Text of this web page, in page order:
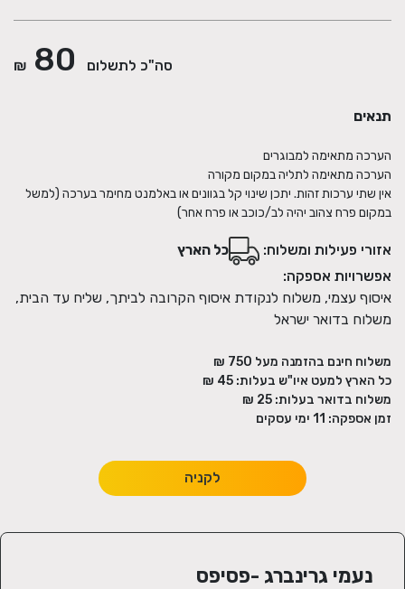
*בערכה זו כל ערכה מעט שונה מכיוון שכל ערכה מורכבת מכוסות
סה"כ לתשלום 80
₪
תנאים
אין שתי ערכות זהות. יתכן שינוי קל בגוונים או באלמנט מחימר בערכה (למשל
במקום פרח צהוב יהיה לב/כוכב או פרח אחר)
אזורי פעילות ומשלוח:
כל הארץ
אפשרויות אספקה:
איסוף עצמי, משלוח לנקודת איסוף הקרובה לביתך, שליח עד הבית,
משלוח בדואר ישראל
משלוח חינם בהזמנה מעל 750
₪
כל הארץ למעט איו"ש בעלות:
משלוח בדואר בעלות:
זמן אספקה: 11 ימי עסקים
לקניה
נעמי גרינברג -פסיפס